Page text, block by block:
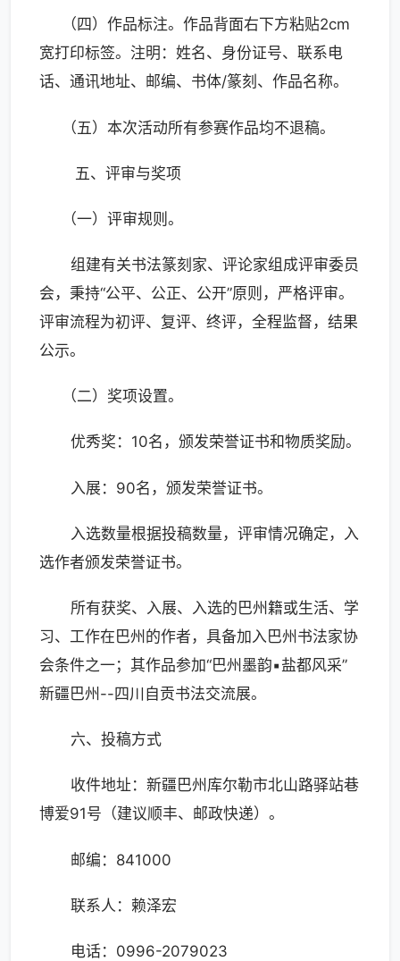
（四）作品标注。作品背面右下方粘贴2cm
宽打印标签。注明：姓名、身份证号、联系电
话、通讯地址、邮编、书体/篆刻、作品名称。
（五）本次活动所有参赛作品均不退稿。
五、评审与奖项
（一）评审规则。
组建有关书法篆刻家、评论家组成评审委员
会，秉持“公平、公正、公开”原则，严格评审。
评审流程为初评、复评、终评，全程监督，结果
公示。
（二）奖项设置。
优秀奖：10名，颁发荣誉证书和物质奖励。
入展：90名，颁发荣誉证书。
入选数量根据投稿数量，评审情况确定，入
选作者颁发荣誉证书。
所有获奖、入展、入选的巴州籍或生活、学
习、工作在巴州的作者，具备加入巴州书法家协
会条件之一；其作品参加“巴州墨韵▪盐都风采”
新疆巴州--四川自贡书法交流展。
六、投稿方式
收件地址：新疆巴州库尔勒市北山路驿站巷
博爱91号（建议顺丰、邮政快递）。
邮编：841000
联系人：赖泽宏
电话：0996-2079023